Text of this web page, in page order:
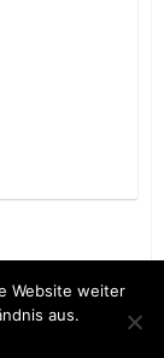
byWordPress
Website weiter
aus.